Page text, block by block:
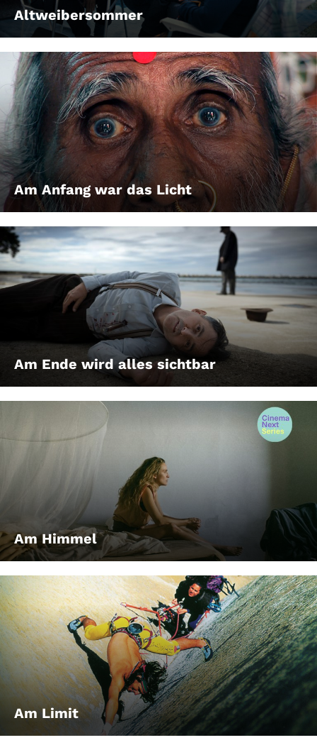
Altweibersommer
Am Anfang war das Licht
Am Ende wird alles sichtbar
Am Himmel
Am Limit